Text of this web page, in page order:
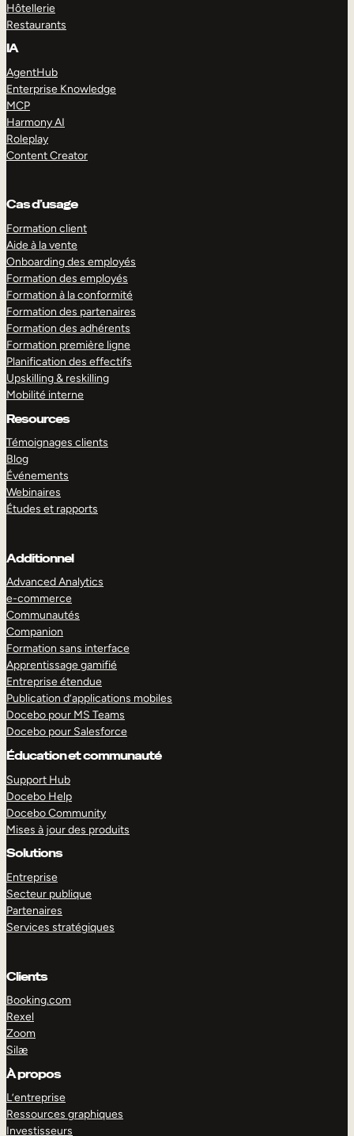
Hôtellerie
Restaurants
IA
AgentHub
Enterprise Knowledge
MCP
Harmony AI
Roleplay
Content Creator
Cas d’usage
Formation client
Aide à la vente
Onboarding des employés
Formation des employés
Formation à la conformité
Formation des partenaires
Formation des adhérents
Formation première ligne
Planification des effectifs
Upskilling & reskilling
Mobilité interne
Resources
Témoignages clients
Blog
Événements
Webinaires
Études et rapports
Additionnel
Advanced Analytics
e-commerce
Communautés
Companion
Formation sans interface
Apprentissage gamifié
Entreprise étendue
Publication d’applications mobiles
Docebo pour MS Teams
Docebo pour Salesforce
Éducation et communauté
Support Hub
Docebo Help
Docebo Community
Mises à jour des produits
Solutions
Entreprise
Secteur publique
Partenaires
Services stratégiques
Clients
Booking.com
Rexel
Zoom
Silæ
À propos
L’entreprise
Ressources graphiques
Investisseurs